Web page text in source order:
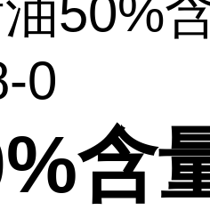
50%
0
含